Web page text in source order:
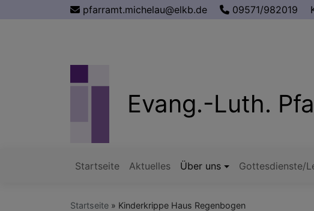
pfarramt.michelau@elkb.de 09571/982019
Evang.-Luth.
Hauptnavigation
Startseite Aktuelles Über uns Gottesdienste/
Startseite Kinderkrippe Haus Regenbogen